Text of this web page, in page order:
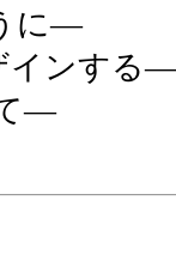
に―
ンする
―